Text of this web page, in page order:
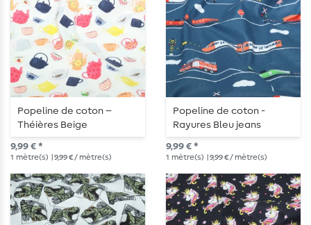
Popeline de coton –
Théières Beige
9,99 € *
1 mètre(s) | 9,99 € / mètre(s)
Popeline de coton -
Rayures Bleu jeans
9,99 € *
1 mètre(s) | 9,99 € / mètre(s)